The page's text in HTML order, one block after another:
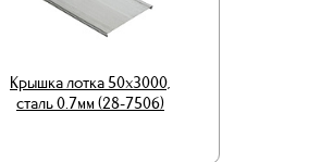
Крышка лотка 50х3000,
сталь 0.7мм (28-7506)